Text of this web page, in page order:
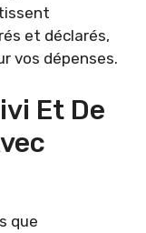
et déclarés,
vos dépenses.
Et De
que